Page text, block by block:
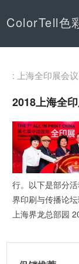
ColorTell色
: 上海全印展会议
2018上海全
行。以下是部分
界印刷与传播论
上海界龙总部园